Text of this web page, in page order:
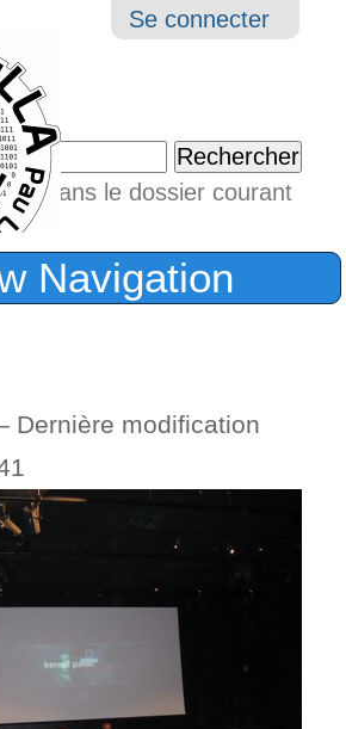
Outils
Se connecter
par
dans le dossier courant
Navigation
Dernière modification